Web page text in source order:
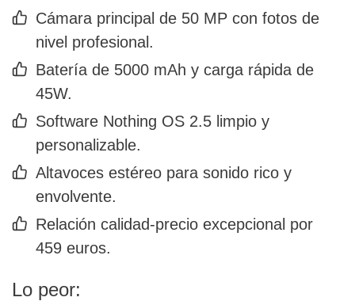
Cámara principal de 50 MP con fotos de
nivel profesional.
Batería de 5000 mAh y carga rápida de
45W.
Software Nothing OS 2.5 limpio y
personalizable.
Altavoces estéreo para sonido rico y
envolvente.
Relación calidad-precio excepcional por
459 euros.
Lo peor: